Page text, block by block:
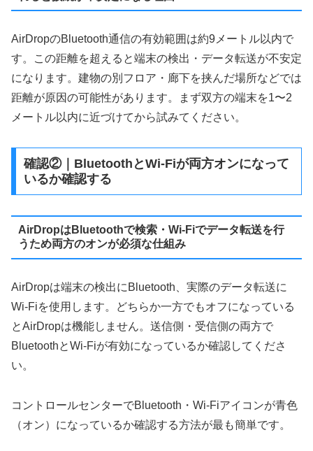
AirDropのBluetooth通信の有効範囲は約9メートル以内で
す。この距離を超えると端末の検出・データ転送が不安定
になります。建物の別フロア・廊下を挟んだ場所などでは
距離が原因の可能性があります。まず双方の端末を1〜2
メートル以内に近づけてから試みてください。
確認②｜BluetoothとWi-Fiが両方オンになって
いるか確認する
AirDropはBluetoothで検索・Wi-Fiでデータ転送を行
うため両方のオンが必須な仕組み
AirDropは端末の検出にBluetooth、実際のデータ転送に
Wi-Fiを使用します。どちらか一方でもオフになっている
とAirDropは機能しません。送信側・受信側の両方で
BluetoothとWi-Fiが有効になっているか確認してくださ
い。
コントロールセンターでBluetooth・Wi-Fiアイコンが青色
（オン）になっているか確認する方法が最も簡単です。